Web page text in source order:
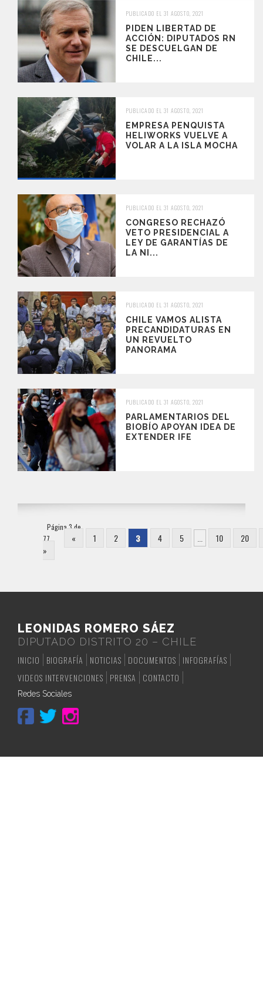
PUBLICADO EL 31 AGOSTO, 2021
PIDEN LIBERTAD DE
ACCIÓN: DIPUTADOS RN
SE DESCUELGAN DE
CHILE...
PUBLICADO EL 31 AGOSTO, 2021
EMPRESA PENQUISTA
HELIWORKS VUELVE A
VOLAR A LA ISLA MOCHA
PUBLICADO EL 31 AGOSTO, 2021
CONGRESO RECHAZÓ
VETO PRESIDENCIAL A
LEY DE GARANTÍAS DE
LA NI...
PUBLICADO EL 31 AGOSTO, 2021
CHILE VAMOS ALISTA
PRECANDIDATURAS EN
UN REVUELTO
PANORAMA
PUBLICADO EL 31 AGOSTO, 2021
PARLAMENTARIOS DEL
BIOBÍO APOYAN IDEA DE
EXTENDER IFE
Página 3 de
77
« 1 2 3 4 5 10
20
»
LEONIDAS ROMERO SÁEZ
DIPUTADO DISTRITO 20 – CHILE
INICIO
BIOGRAFÍA NOTICIAS DOCUMENTOS
INFOGRAFÍAS
VIDEOS INTERVENCIONES
PRENSA CONTACTO
Redes Sociales